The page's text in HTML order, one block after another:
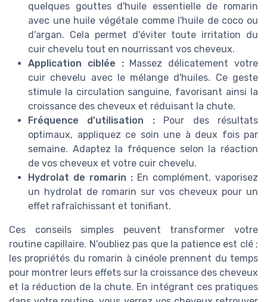
quelques gouttes d'huile essentielle de romarin
avec une huile végétale comme l'huile de coco ou
d'argan. Cela permet d'éviter toute irritation du
cuir chevelu tout en nourrissant vos cheveux.
Application ciblée :Massez délicatement votre
cuir chevelu avec le mélange d'huiles. Ce geste
stimule la circulation sanguine, favorisant ainsi la
croissance des cheveux et réduisant la chute.
Fréquence d'utilisation :Pour des résultats
optimaux, appliquez ce soin une à deux fois par
semaine. Adaptez la fréquence selon la réaction
de vos cheveux et votre cuir chevelu.
Hydrolat de romarin : En complément, vaporisez
un hydrolat de romarin sur vos cheveux pour un
effet rafraîchissant et tonifiant.
Ces conseils simples peuvent transformer votre
routine capillaire. N'oubliez pas que la patience est clé ;
les propriétés du romarin à cinéole prennent du temps
pour montrer leurs effets sur la croissance des cheveux
et la réduction de la chute. En intégrant ces pratiques